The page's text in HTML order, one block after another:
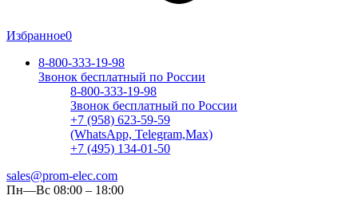
Избранное0
8-800-333-19-98
Звонок бесплатный по России
8-800-333-19-98
Звонок бесплатный по России
+7 (958) 623-59-59
(WhatsApp, Telegram,Max)
+7 (495) 134-01-50
sales@prom-elec.com
Пн—Вс 08:00 – 18:00